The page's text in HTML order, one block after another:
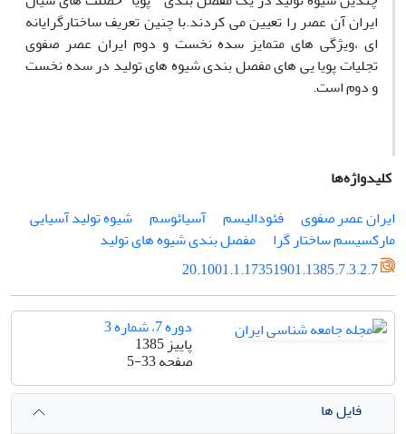
ایران آن عصر را تعیین می کردند.با چنین تعریف ساختارگرایانه
ای ،ویژگی های متمایز سده نخست و دوم ایران عصر صفوی
تجلیات پویا یی های مفصل بندی شیوه های تولید در سده نخست
و دوم است.
کلیدواژه‌ها
ایران عصر صفوی
فئودالیسم آسیائوسم
شیوه تولید آسیایی
مارکسیسم ساختار گرا
مفصل بندی شیوه های تولید
20.1001.1.17351901.1385.7.3.2.7
دوره 7، شماره 3
پاییز 1385
صفحه5-33
فایل ها